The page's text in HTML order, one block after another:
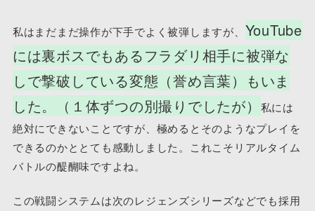
私はまだまだ操作が下手でよく被弾しますが、 YouTube
には裏ボスでもあるフラダリ相手に被弾な
しで撃破している変態（誉め言葉）もいま
した。（１体ずつの別撮りでしたが）
私には
絶対にできないことですが、極めるとそのようなプレイを
できるのかととても感動しました。これこそリアルタイム
バトルの醍醐味ですよね。
この戦闘システムは次のレジェンズシリーズなどでも採用